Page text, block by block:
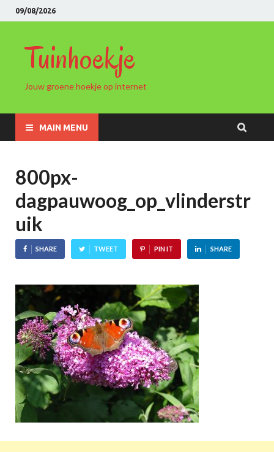
09/08/2026
Tuinhoekje
Jouw groene hoekje op internet
MAIN MENU
800px-
dagpauwoog_op_vlinderstr
uik
SHARE TWEET PIN IT SHARE